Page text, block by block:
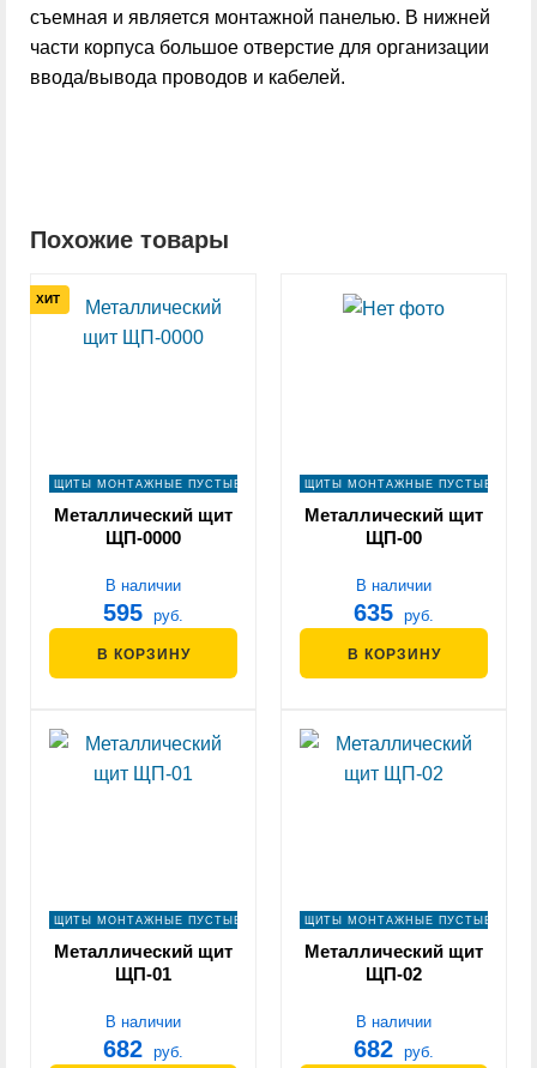
съемная и является монтажной панелью. В нижней
части корпуса большое отверстие для организации
ввода/вывода проводов и кабелей.
Похожие товары
ХИТ
ЩИТЫ МОНТАЖНЫЕ ПУСТЫЕ
Металлический щит
ЩП-0000
В наличии
595 руб.
В КОРЗИНУ
ЩИТЫ МОНТАЖНЫЕ ПУСТЫЕ
Металлический щит
ЩП-00
В наличии
635 руб.
В КОРЗИНУ
ЩИТЫ МОНТАЖНЫЕ ПУСТЫЕ
Металлический щит
ЩП-01
В наличии
682 руб.
ЩИТЫ МОНТАЖНЫЕ ПУСТЫЕ
Металлический щит
ЩП-02
В наличии
682 руб.